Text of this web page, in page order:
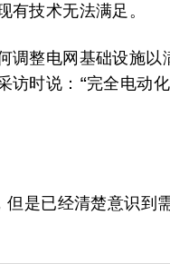
技术无法满足。
调整电网基础设施以
访时说：“完全电动
是已经清楚意识到